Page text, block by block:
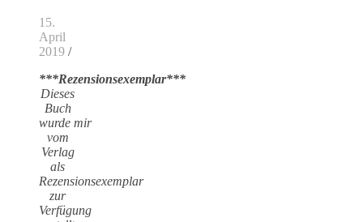
15.
April
2019 /
***Rezensionsexemplar***
Dieses
Buch
wurde mir
vom
Verlag
als
Rezensionsexemplar
zur
Verfügung